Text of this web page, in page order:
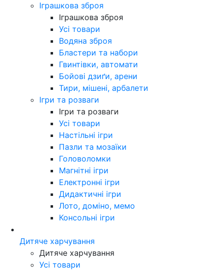
Іграшкова зброя
Іграшкова зброя
Усі товари
Водяна зброя
Бластери та набори
Гвинтівки, автомати
Бойові дзиґи, арени
Тири, мішені, арбалети
Ігри та розваги
Ігри та розваги
Усі товари
Настільні ігри
Пазли та мозаїки
Головоломки
Магнітні ігри
Електронні ігри
Дидактичні ігри
Лото, доміно, мемо
Консольні ігри
Дитяче харчування
Дитяче харчування
Усі товари